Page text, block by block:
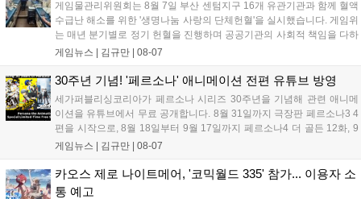
게임물관리위원회는 8월 7일 부산 센텀지구 16개 유관기관과 함께 혈액
수급난 해소를 위한 '생명나눔 사랑의 단체헌혈'을 실시했습니다. 게임위
는 매년 분기별로 정기 헌혈을 진행하며 공공기관의 사회적 책임을 다하
고 있으며, 이번 행사에는 영화진흥위원회 등 14개 기관 임직원이 동참
따뜻한 실천에 참여한 모든 임직원에게 감사의 뜻을 전하며 헌혈 문화
확산에 앞장섰습니다....
게임뉴스 | 김규만 08-07
30주년 기념! '페르소나' 애니메이션 전편 유튜브 방영
세가퍼블리싱코리아가 페르소나 시리즈 30주년을 기념해 관련 애니메
이션을 유튜브에서 무료 공개합니다. 8월 31일까지 극장판 페르소나3 4
편을 시작으로, 8월 18일부터 9월 17일까지 페르소나4 더 골든 12화, 9
월 15일부터 10월 14일까지 페르소나5 시리즈가 순차 공개됩니다. 또한
영상 및 대형 전광판에 소개될 예정입니다....
게임뉴스 | 김규만 08-07
카오스 제로 나이트메어, '코믹월드 335' 참가... 이용자 소
통 예고